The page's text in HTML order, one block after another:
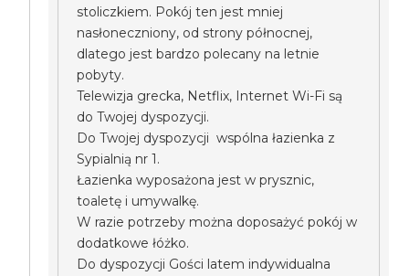
stoliczkiem. Pokój ten jest mniej
nasłoneczniony, od strony północnej,
dlatego jest bardzo polecany na letnie
pobyty.
Telewizja grecka, Netflix, Internet Wi-Fi są
do Twojej dyspozycji.
Do Twojej dyspozycji wspólna łazienka z
Sypialnią nr 1.
Łazienka wyposażona jest w prysznic,
toaletę i umywalkę.
W razie potrzeby można doposażyć pokój w
dodatkowe łóżko.
Do dyspozycji Gości latem indywidualna